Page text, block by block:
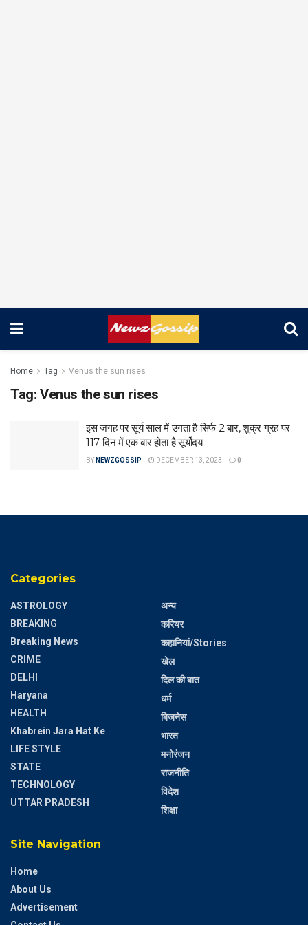
Home Tag Venus the sun rises
Tag: Venus the sun rises
इस जगह पर सूर्य साल में उगता है सिर्फ 2 बार, शुक्र ग्रह पर
117 दिन में एक बार होता है सूर्योदय
BY NEWZGOSSIP DECEMBER 13, 2023 0
Categories
ASTROLOGY
BREAKING
Breaking News
CRIME
DELHI
Haryana
HEALTH
Khabrein Jara Hat Ke
LIFE STYLE
STATE
TECHNOLOGY
UTTAR PRADESH
अन्य
करियर
कहानियां/Stories
खेल
दिल की बात
धर्म
बिजनेस
भारत
मनोरंजन
राजनीति
विदेश
शिक्षा
Site Navigation
Home
About Us
Advertisement